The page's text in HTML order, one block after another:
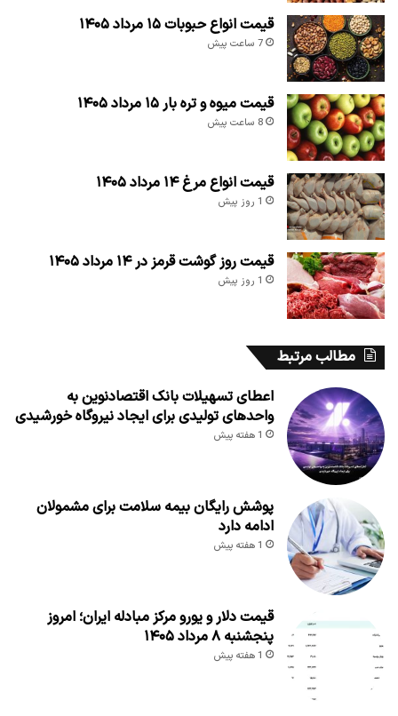
قیمت انواع حبوبات ۱۵ مرداد ۱۴۰۵
7 ساعت پیش
قیمت میوه و تره بار ۱۵ مرداد ۱۴۰۵
8 ساعت پیش
قیمت انواع مرغ ۱۴ مرداد ۱۴۰۵
1 روز پیش
قیمت روز گوشت قرمز در ۱۴ مرداد ۱۴۰۵
1 روز پیش
مطالب مرتبط
اعطای تسهیلات بانک اقتصادنوین به
واحدهای تولیدی برای ایجاد نیروگاه خورشیدی
1 هفته پیش
پوشش رایگان بیمه سلامت برای مشمولان
ادامه دارد
1 هفته پیش
قیمت دلار و یورو مرکز مبادله ایران؛ امروز
پنجشنبه ۸ مرداد ۱۴۰۵
1 هفته پیش